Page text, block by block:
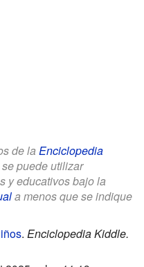
de la Enciclopedia
puede utilizar
y educativos bajo la
a menos que se indique
. Enciclopedia Kiddle.